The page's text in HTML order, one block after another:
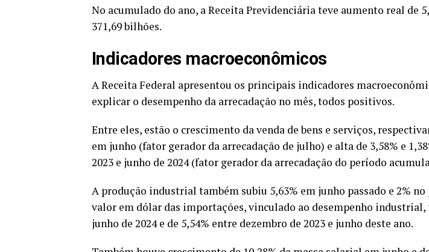
No acumulado do ano, a Receita Previdenciária teve aumento real de
371,69 bilhões.
Indicadores macroeconômicos
A Receita Federal apresentou os principais indicadores
explicar o desempenho da arrecadação no mês, todos positivos.
Entre eles, estão o crescimento da venda de bens e serviços,
em junho (fator gerador da arrecadação de julho) e alta de 3,58% e
2023 e junho de 2024 (fator gerador da arrecadação do período
A produção industrial também subiu 5,63% em junho passado e 2%
valor em dólar das importações, vinculado ao desempenho industrial,
junho de 2024 e de 5,54% entre dezembro de 2023 e junho deste ano.